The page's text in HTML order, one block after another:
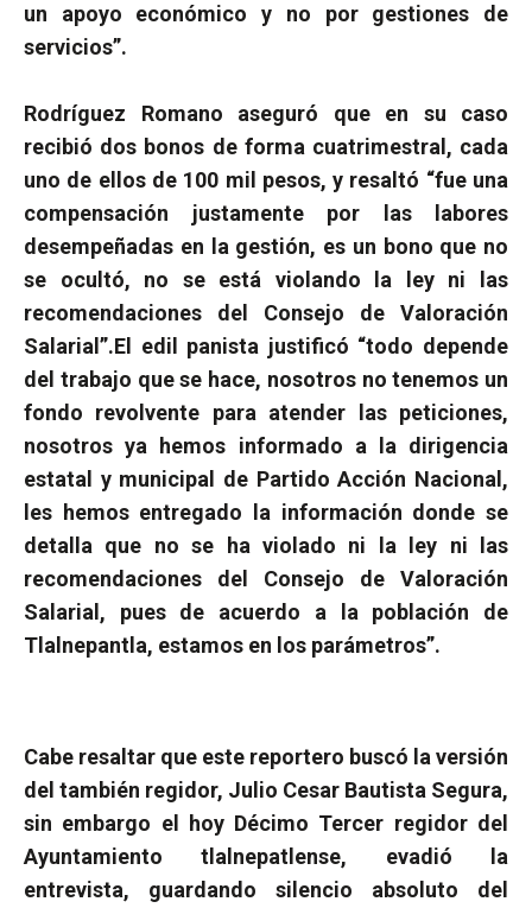
un apoyo económico y no por gestiones de
servicios”.
Rodríguez Romano aseguró que en su caso
recibió dos bonos de forma cuatrimestral, cada
uno de ellos de 100 mil pesos, y resaltó “fue una
compensación justamente por las labores
desempeñadas en la gestión, es un bono que no
se ocultó, no se está violando la ley ni las
recomendaciones del Consejo de Valoración
Salarial”.El edil panista justificó “todo depende
del trabajo que se hace, nosotros no tenemos un
fondo revolvente para atender las peticiones,
nosotros ya hemos informado a la dirigencia
estatal y municipal de Partido Acción Nacional,
les hemos entregado la información donde se
detalla que no se ha violado ni la ley ni las
recomendaciones del Consejo de Valoración
Salarial, pues de acuerdo a la población de
Tlalnepantla, estamos en los parámetros”.
Cabe resaltar que este reportero buscó la versión
del también regidor, Julio Cesar Bautista Segura,
sin embargo el hoy Décimo Tercer regidor del
Ayuntamiento tlalnepatlense, evadió la
entrevista, guardando silencio absoluto del